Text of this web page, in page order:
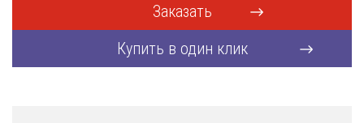
Заказать
Купить в один клик